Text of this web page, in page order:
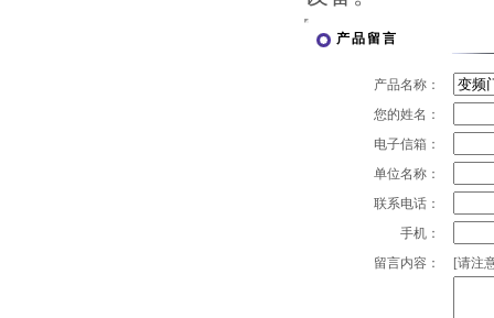
产品留言
产品名称：
您的姓名：
电子信箱：
单位名称：
联系电话：
手机：
留言内容：
[请注